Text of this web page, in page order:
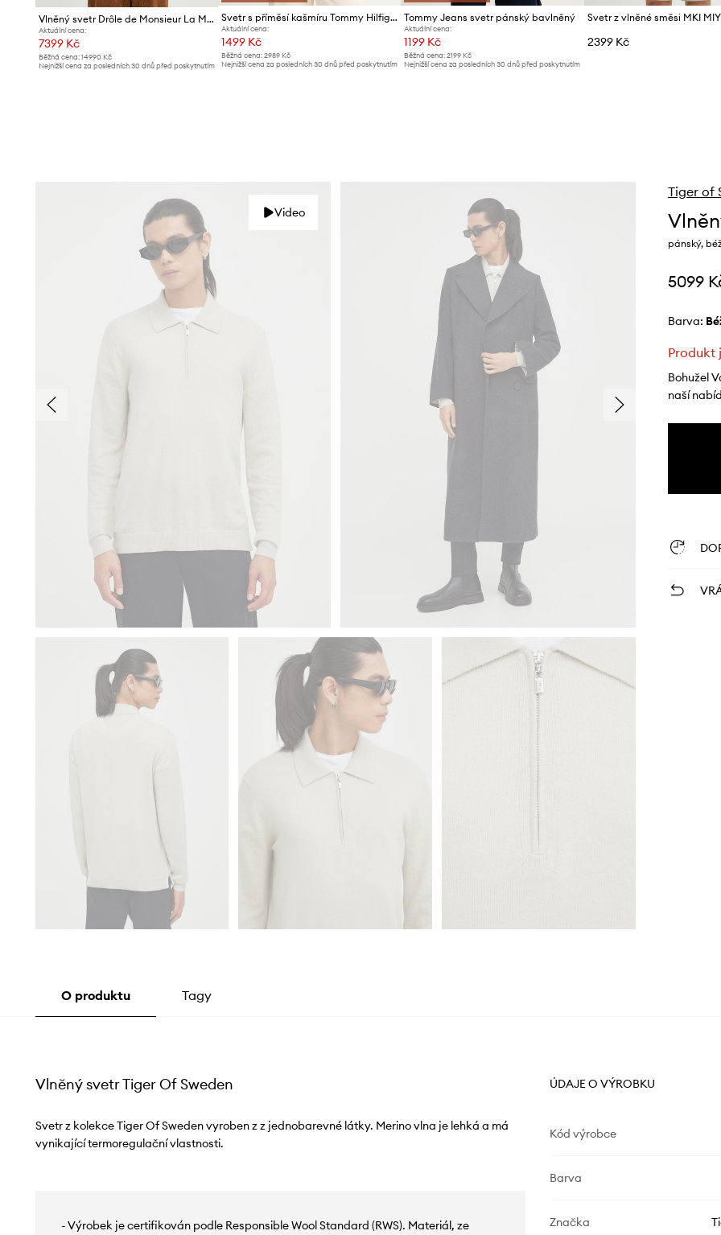
Vlněný svetr Drôle de Monsieur La Maille TressEe Slogan
Aktuální cena:
7399 Kč
Běžná cena: 14990 Kč
Nejnižší cena za posledních 30 dnů před poskytnutím
Svetr s příměsí kašmíru Tommy Hilfiger
Aktuální cena:
1499 Kč
Běžná cena:2989 Kč
Nejnižší cena za posledních 30 dnů před poskytnutím
Tommy Jeans svetr pánský bavlněný
Aktuální cena:
1199 Kč
Běžná cena: 2199 Kč
Nejnižší cena za posledních 30 dnů před poskytnutím
2399 Kč
Video
Tiger of
pánský,
5099
Barva:
Produkt
Bohužel
naší
O produktu Tagy
Vlněný svetr Tiger Of Sweden
Svetr z kolekce Tiger Of Sweden vyroben z z jednobarevné látky. Merino vlna je lehká a má
vynikající termoregulační vlastnosti.
- Výrobek je certifikován podle Responsible Wool Standard (RWS). Materiál, ze
ÚDAJE O VÝROBKU
Kód výrobce
Barva
Značka